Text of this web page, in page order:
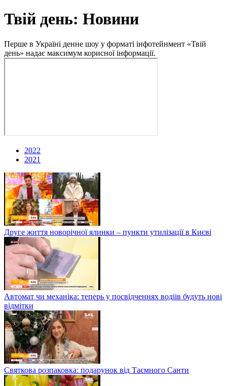
Твій день: Новини
Перше в Україні денне шоу у форматі інфотейнмент «Твій
день» надає максимум корисної інформації.
2022
2021
Друге життя новорічної ялинки – пункти утилізації в Києві
Автомат чи механіка: теперь у посвідченнях водіів будуть нові
відмітки
Святкова розпаковка: подарунок від Таємного Санти